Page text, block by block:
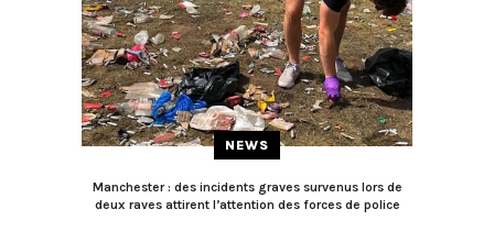
NEWS
Manchester : des incidents graves survenus lors de
deux raves attirent l’attention des forces de police